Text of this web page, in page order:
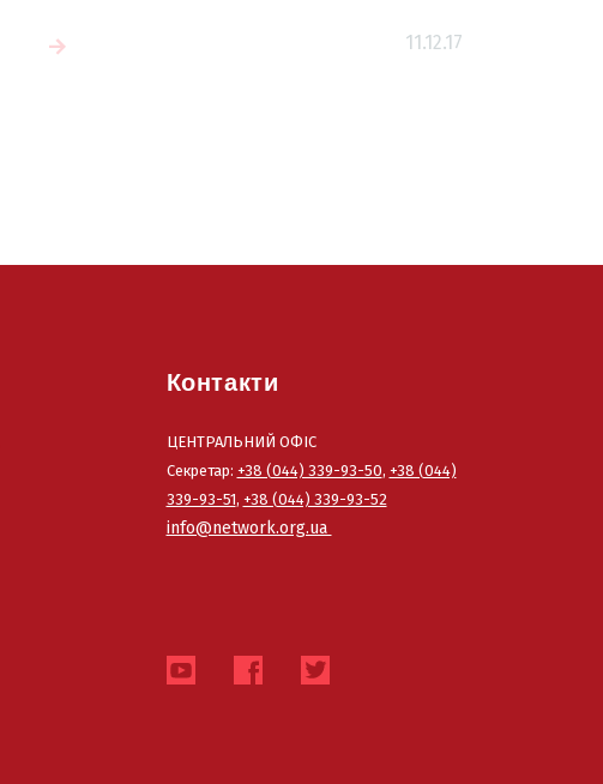
11.12.17
Контакти
ЦЕНТРАЛЬНИЙ ОФІС
Секретар: +38 (044) 339-93-50, +38 (044)
339-93-51, +38 (044) 339-93-52
info@network.org.ua